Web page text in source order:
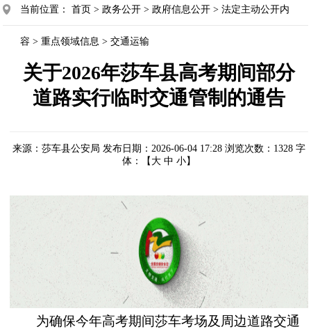
当前位置：首页 >政务公开 >政府信息公开 >法定主动公开内
容 >重点领域信息 >交通运输
关于2026年莎车县高考期间部分
道路实行临时交通管制的通告
来源：莎车县公安局 发布日期：2026-06-04 17:28 浏览次数： 1328 字
体：【 大 中 小】
为确保今年高考期间莎车考场及周边道路交通